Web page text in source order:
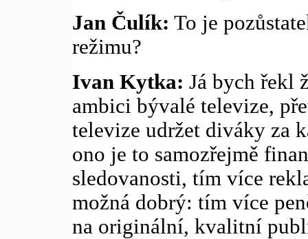
Jan Čulík: To je
režimu?
Ivan Kytka: Já bych řekl
ambici bývalé televize,
televize udržet diváky za
ono je to samozřejmě
sledovanosti, tím více
možná dobrý: tím více
na originální, kvalitní